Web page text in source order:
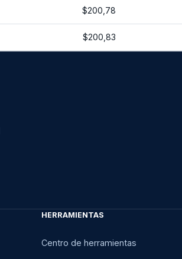
$200,78
$200,83
HERRAMIENTAS
Centro de herramientas